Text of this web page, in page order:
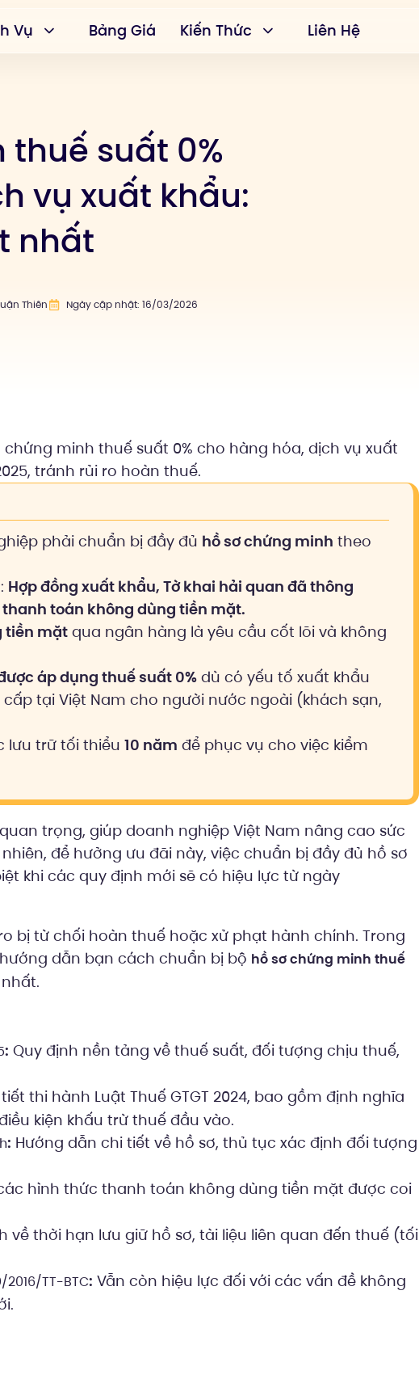
Vụ Bảng Giá Kiến Thức Liên Hệ
suất 0%
vụ xuất khẩu:
nhất
Thiên Ngày cập nhật: 16/03/2026
minh thuế suất 0% cho hàng hóa, dịch vụ xuất
tránh rủi ro hoàn thuế.
phải chuẩn bị đầy đủ hồ sơ chứng minh theo
Hợp đồng xuất khẩu, Tờ khai hải quan đã thông
thanh toán không dùng tiền mặt.
tiền mặt qua ngân hàng là yêu cầu cốt lõi và không
áp dụng thuế suất 0% dù có yếu tố xuất khẩu
tại Việt Nam cho người nước ngoài (khách sạn,
lưu trữ tối thiểu 10 năm để phục vụ cho việc kiểm
trọng, giúp doanh nghiệp Việt Nam nâng cao sức
để hưởng ưu đãi này, việc chuẩn bị đầy đủ hồ sơ
khi các quy định mới sẽ có hiệu lực từ ngày
bị từ chối hoàn thuế hoặc xử phạt hành chính. Trong
dẫn bạn cách chuẩn bị bộ hồ sơ chứng minh thuế
: Quy định nền tảng về thuế suất, đối tượng chịu thuế,
thi hành Luật Thuế GTGT 2024, bao gồm định nghĩa
kiện khấu trừ thuế đầu vào.
: Hướng dẫn chi tiết về hồ sơ, thủ tục xác định đối tượng
hình thức thanh toán không dùng tiền mặt được coi
về thời hạn lưu giữ hồ sơ, tài liệu liên quan đến thuế (tối
2016/TT-BTC: Vẫn còn hiệu lực đối với các vấn đề không